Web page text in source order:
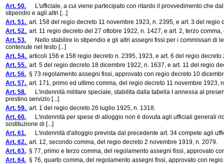
Art. 50. L'ufficiale, a cui viene partecipato con ritardo il provvedimento che
stipendio e agli altri [...]
Art. 51. art. 158 del regio decreto 11 novembre 1923, n. 2395, e art. 3 del regio
Art. 52. art. 11 regio decreto del 27 ottobre 1922, n. 1427, e art. 2, terzo
Art. 53. Nello stabilire lo stipendio e gli altri assegni fissi per i commissari di
contenute nel testo [...]
Art. 54. articoli 156 e 158 regio decreto n. 2395, 1923, e art. 6 del regio decreto
Art. 55. art. 5 del regio decreto 18 dicembre 1922, n. 1637, e art. 11 del regio
Art. 56. § 73 regolamento assegni fissi, approvato con regio decreto 10
Art. 57. art. 171, primo ed ultimo comma, del regio decreto 11 novembre 1923,
Art. 58. L'indennità militare speciale, stabilita dalla tabella I annessa al
prestino servizio [...]
Art. 59. art. 1 del regio decreto 26 luglio 1925, n. 1318.
Art. 60. L'indennità per spese di alloggio non è dovuta agli ufficiali generali
sostituzione di [...]
Art. 61. L'indennità d'alloggio prevista dal precedente art. 34 compete agli
Art. 62. art. 12, secondo comma, del regio decreto 2 novembre 1919, n. 2079.
Art. 63. § 77, primo e terzo comma, del regolamento assegni fissi, approvato
Art. 64. § 76, quarto comma, del regolamento assegni fissi, approvato con